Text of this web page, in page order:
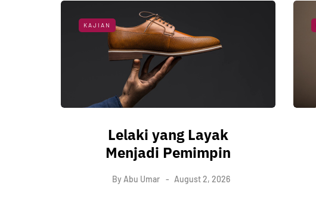
KAJIAN
Lelaki yang Layak
Menjadi Pemimpin
ByAbu Umar August 2, 2026